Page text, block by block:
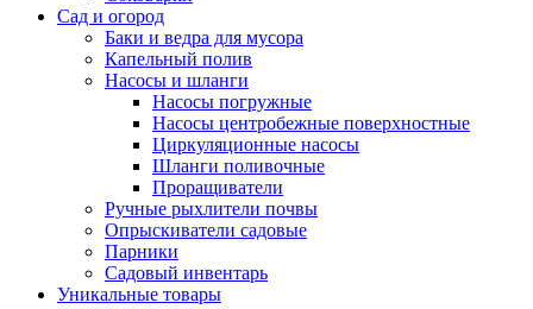
Сад и огород
Баки и ведра для мусора
Капельный полив
Насосы и шланги
Насосы погружные
Насосы центробежные поверхностные
Циркуляционные насосы
Шланги поливочные
Проращиватели
Ручные рыхлители почвы
Опрыскиватели садовые
Парники
Садовый инвентарь
Уникальные товары